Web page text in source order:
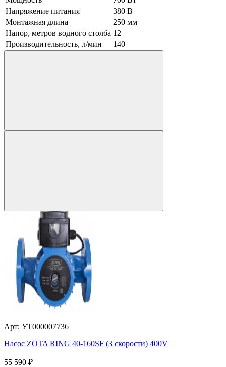
Напряжение питания
380 В
Монтажная длина
250 мм
Напор, метров водного столба 12
Производительность, л/мин
140
Арт: УТ000007736
Насос ZOTA RING 40-160SF (3 скорости) 400V
55 590 ₽